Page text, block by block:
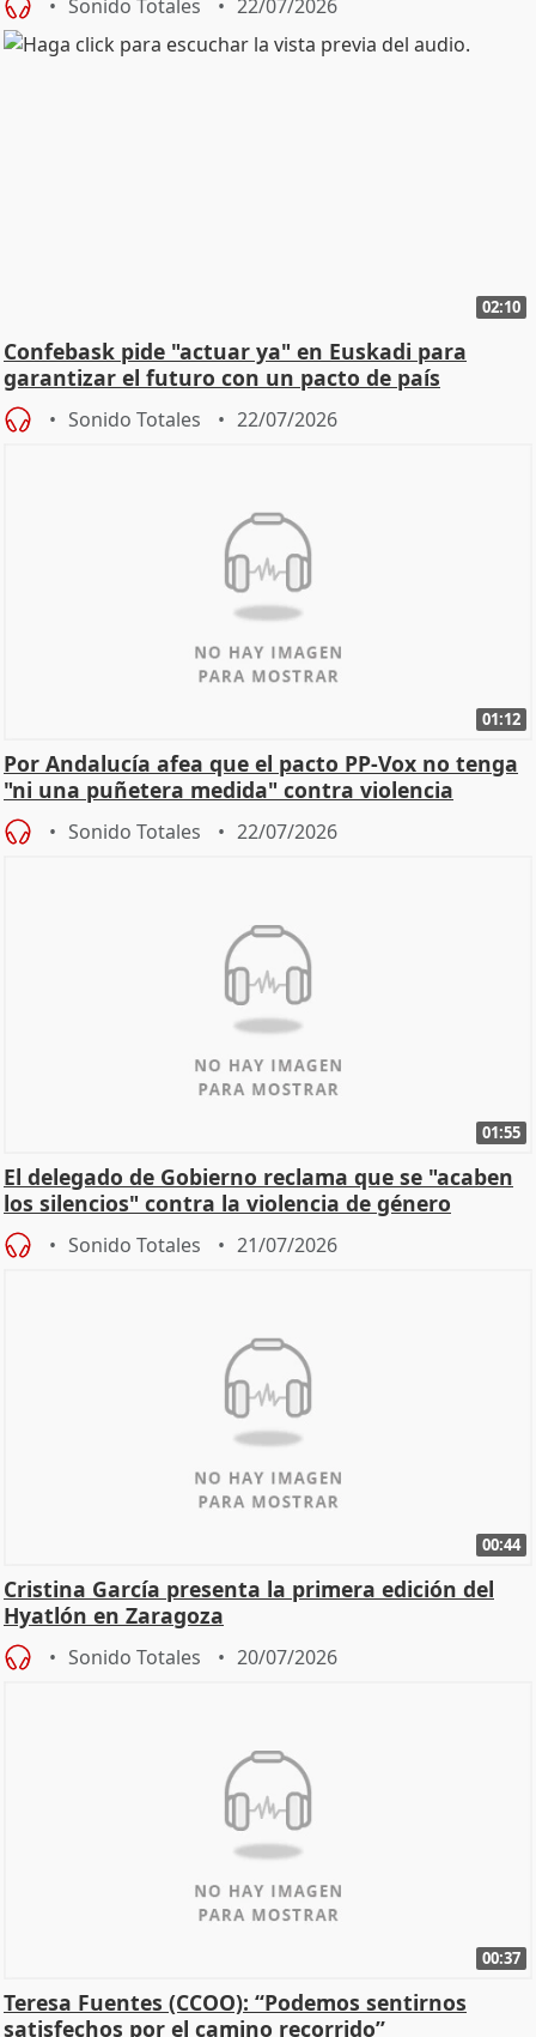
Sonido Totales 22/07/2026
02:10
Confebask pide "actuar ya" en Euskadi para
garantizar el futuro con un pacto de país
Sonido Totales 22/07/2026
01:12
Por Andalucía afea que el pacto PP-Vox no tenga
"ni una puñetera medida" contra violencia
machista
Sonido Totales 22/07/2026
01:55
El delegado de Gobierno reclama que se "acaben
los silencios" contra la violencia de género
Sonido Totales 21/07/2026
00:44
Cristina García presenta la primera edición del
Hyatlón en Zaragoza
Sonido Totales 20/07/2026
00:37
Teresa Fuentes (CCOO): “Podemos sentirnos
satisfechos por el camino recorrido”